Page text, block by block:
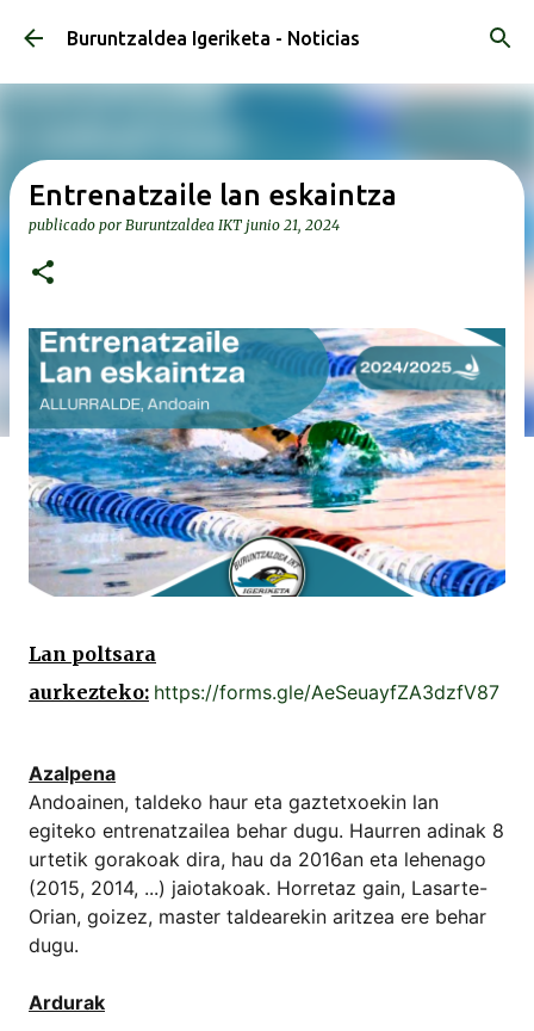
Ir al contenido principal
Buruntzaldea Igeriketa - Noticias
Entrenatzaile lan eskaintza
publicado por Buruntzaldea IKT junio 21, 2024
Lan poltsara
aurkezteko: https://forms.gle/AeSeuayfZA3dzfV87
Azalpena
Andoainen, taldeko haur eta gaztetxoekin lan
egiteko entrenatzailea behar dugu. Haurren adinak 8
urtetik gorakoak dira, hau da 2016an eta lehenago
(2015, 2014, ...) jaiotakoak. Horretaz gain, Lasarte-
Orian, goizez, master taldearekin aritzea ere behar
dugu.
Ardurak